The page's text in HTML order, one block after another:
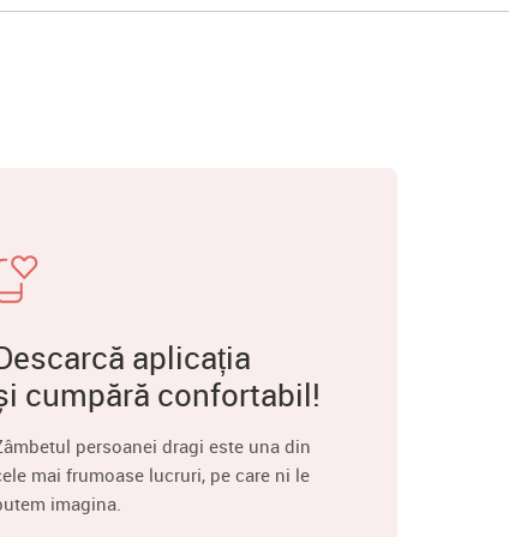
aplicația
cumpără confortabil!
persoanei dragi este una din
mai frumoase lucruri, pe care ni le
imagina.